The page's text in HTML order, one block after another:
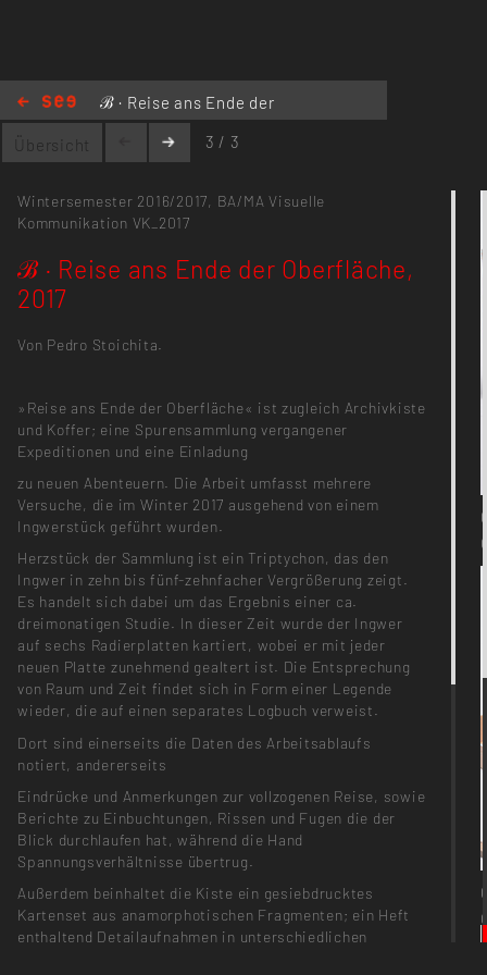
ℬ · Reise ans Ende der
Oberfläche, 2017
Übersicht
3 / 3
Wintersemester 2016/2017, BA/MA Visuelle
Kommunikation VK_2017
ℬ · Reise ans Ende der Oberfläche,
2017
Von Pedro Stoichita.
»Reise ans Ende der Oberfläche« ist zugleich Archivkiste
und Koffer; eine Spurensammlung vergangener
Expeditionen und eine Einladung
zu neuen Abenteuern. Die Arbeit umfasst mehrere
Versuche, die im Winter 2017 ausgehend von einem
Ingwerstück geführt wurden.
Herzstück der Sammlung ist ein Triptychon, das den
Ingwer in zehn bis fünf-zehnfacher Vergrößerung zeigt.
Es handelt sich dabei um das Ergebnis einer ca.
dreimonatigen Studie. In dieser Zeit wurde der Ingwer
auf sechs Radierplatten kartiert, wobei er mit jeder
neuen Platte zunehmend gealtert ist. Die Entsprechung
von Raum und Zeit findet sich in Form einer Legende
wieder, die auf einen separates Logbuch verweist.
Dort sind einerseits die Daten des Arbeitsablaufs
notiert, andererseits
Eindrücke und Anmerkungen zur vollzogenen Reise, sowie
Berichte zu Einbuchtungen, Rissen und Fugen die der
Blick durchlaufen hat, während die Hand
Spannungsverhältnisse übertrug.
Außerdem beinhaltet die Kiste ein gesiebdrucktes
Kartenset aus anamorphotischen Fragmenten; ein Heft
enthaltend Detailaufnahmen in unterschiedlichen